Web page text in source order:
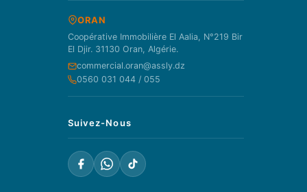
ORAN
Coopérative Immobilière El Aalia, N°219 Bir
El Djir. 31130 Oran, Algérie.
commercial.oran@assly.dz
0560 031 044 / 055
Suivez-Nous